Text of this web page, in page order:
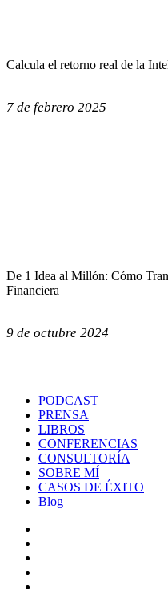
Calcula el retorno real de la
7 de febrero 2025
De 1 Idea al Millón: Cómo
Financiera
9 de octubre 2024
PODCAST
PRENSA
LIBROS
CONFERENCIAS
CONSULTORÍA
SOBRE MÍ
CASOS DE ÉXITO
Blog